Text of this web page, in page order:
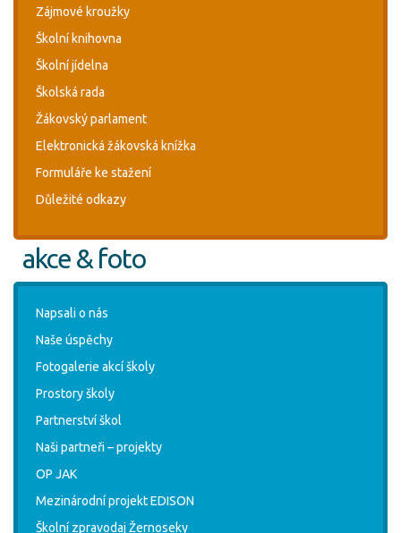
Zájmové kroužky
Školní knihovna
Školní jídelna
Školská rada
Žákovský parlament
Elektronická žákovská knížka
Formuláře ke stažení
Důležité odkazy
akce & foto
Napsali o nás
Naše úspěchy
Fotogalerie akcí školy
Prostory školy
Partnerství škol
Naši partneři – projekty
OP JAK
Mezinárodní projekt EDISON
Školní zpravodaj Žernoseky